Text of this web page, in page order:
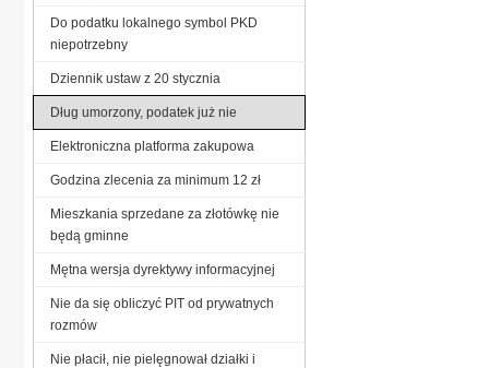
Do podatku lokalnego symbol PKD
niepotrzebny
Dziennik ustaw z 20 stycznia
Dług umorzony, podatek już nie
Elektroniczna platforma zakupowa
Godzina zlecenia za minimum 12 zł
Mieszkania sprzedane za złotówkę nie
będą gminne
Mętna wersja dyrektywy informacyjnej
Nie da się obliczyć PIT od prywatnych
rozmów
Nie płacił, nie pielęgnował działki i